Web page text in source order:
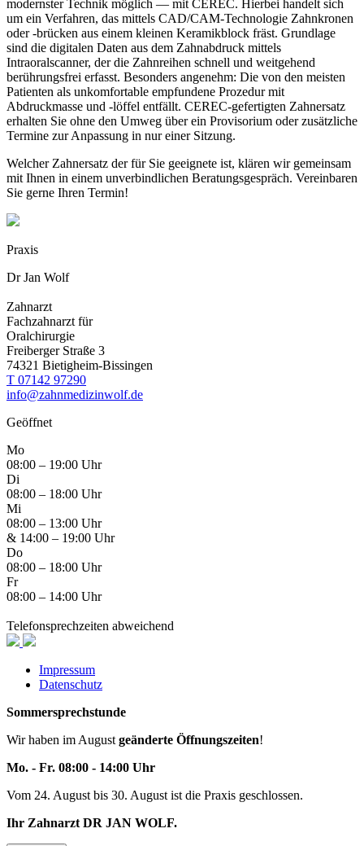
modernster Technik möglich — mit CEREC. Hierbei handelt sich
um ein Verfahren, das mittels CAD/CAM-Technologie Zahnkronen
oder -brücken aus einem kleinen Keramikblock fräst. Grundlage
sind die digitalen Daten aus dem Zahnabdruck mittels
Intraoralscanner, der die Zahnreihen schnell und weitgehend
berührungsfrei erfasst. Besonders angenehm: Die von den meisten
Patienten als unkomfortable empfundene Prozedur mit
Abdruckmasse und -löffel entfällt. CEREC-gefertigten Zahnersatz
erhalten Sie ohne den Umweg über ein Provisorium oder zusätzliche
Termine zur Anpassung in nur einer Sitzung.
Welcher Zahnersatz der für Sie geeignete ist, klären wir gemeinsam
mit Ihnen in einem unverbindlichen Beratungsgespräch. Vereinbaren
Sie gerne Ihren Termin!
Praxis
Dr Jan Wolf
Zahnarzt
Fachzahnarzt für
Oralchirurgie
Freiberger Straße 3
74321 Bietigheim-Bissingen
T 07142 97290
info@zahnmedizinwolf.de
Geöffnet
Mo
08:00 – 19:00 Uhr
Di
08:00 – 18:00 Uhr
Mi
08:00 – 13:00 Uhr
& 14:00 – 19:00 Uhr
Do
08:00 – 18:00 Uhr
Fr
08:00 – 14:00 Uhr
Telefonsprechzeiten abweichend
Impressum
Datenschutz
Sommersprechstunde
Wir haben im August geänderte Öffnungszeiten!
Mo. - Fr. 08:00 - 14:00 Uhr
Vom 24. August bis 30. August ist die Praxis geschlossen.
Ihr Zahnarzt DR JAN WOLF.